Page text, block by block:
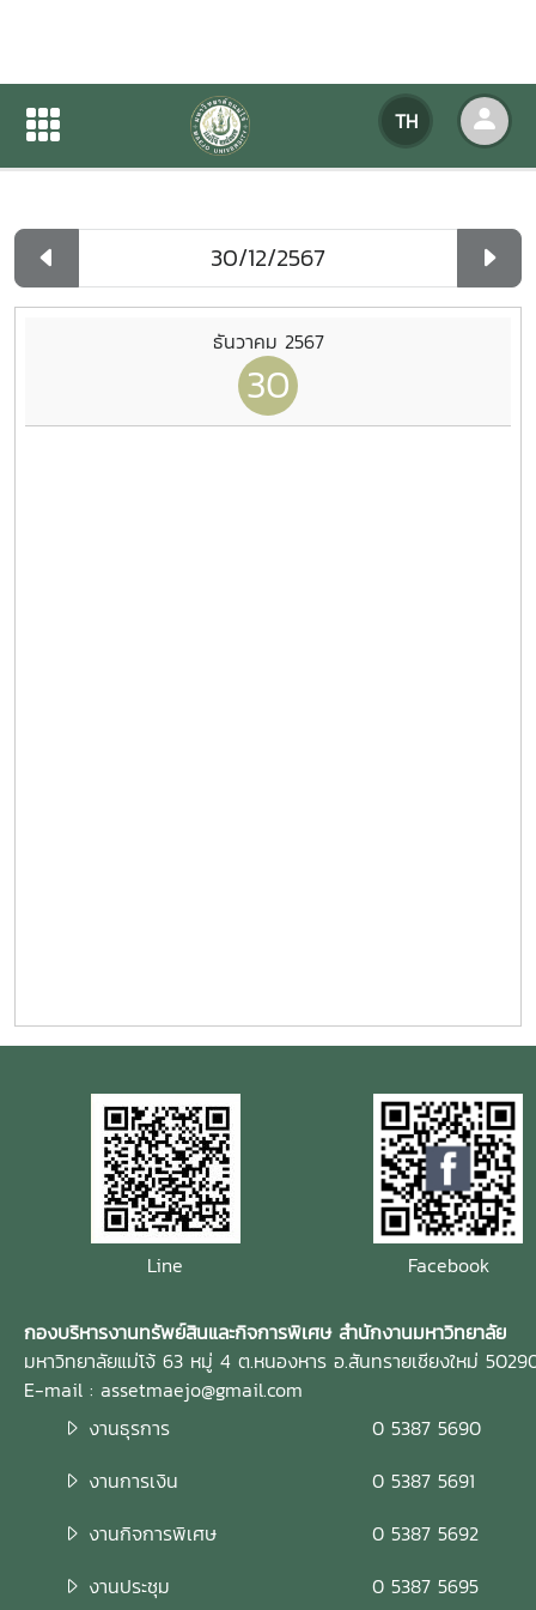
TH
ปฏิทินกิจกรรมของหน่วยงาน
ปฏิทินกิจกรรมของหน่วยงาน
ธันวาคม 2567
30
Line Facebook
กองบริหารงานทรัพย์สินและกิจการพิเศษ สำนักงานมหาวิทยาลัย
มหาวิทยาลัยแม่โจ้ 63 หมู่ 4 ต.หนองหาร อ.สันทรายเชียงใหม่
E-mail : assetmaejo@gmail.com
งานธุรการ
0 5387 5690
งานการเงิน
0 5387 5691
งานกิจการพิเศษ
0 5387 5692
งานประชุม
0 5387 5695